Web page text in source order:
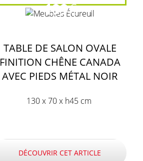
199€
TABLE DE SALON OVALE
FINITION CHÊNE CANADA
AVEC PIEDS MÉTAL NOIR
130 x 70 x h45 cm
DÉCOUVRIR CET ARTICLE